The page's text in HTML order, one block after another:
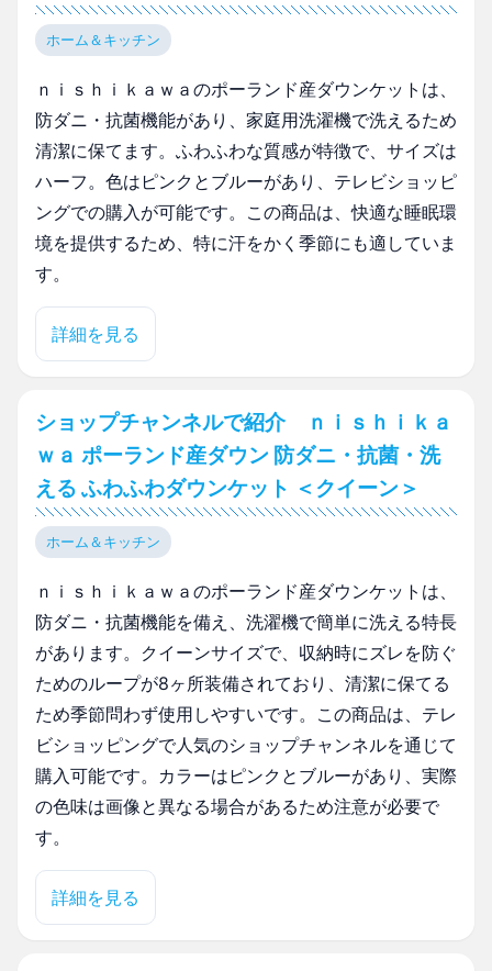
ホーム＆キッチン
ｎｉｓｈｉｋａｗａのポーランド産ダウンケットは、
防ダニ・抗菌機能があり、家庭用洗濯機で洗えるため
清潔に保てます。ふわふわな質感が特徴で、サイズは
ハーフ。色はピンクとブルーがあり、テレビショッピ
ングでの購入が可能です。この商品は、快適な睡眠環
境を提供するため、特に汗をかく季節にも適していま
す。
詳細を見る
ショップチャンネルで紹介 ｎｉｓｈｉｋａ
ｗａ ポーランド産ダウン 防ダニ・抗菌・洗
える ふわふわダウンケット ＜クイーン＞
ホーム＆キッチン
ｎｉｓｈｉｋａｗａのポーランド産ダウンケットは、
防ダニ・抗菌機能を備え、洗濯機で簡単に洗える特長
があります。クイーンサイズで、収納時にズレを防ぐ
ためのループが8ヶ所装備されており、清潔に保てる
ため季節問わず使用しやすいです。この商品は、テレ
ビショッピングで人気のショップチャンネルを通じて
購入可能です。カラーはピンクとブルーがあり、実際
の色味は画像と異なる場合があるため注意が必要で
す。
詳細を見る